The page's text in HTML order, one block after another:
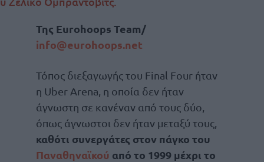
Της Eurohoops Team/
info@eurohoops.net
Τόπος διεξαγωγής του Final Four ήταν
η Uber Arena, η οποία δεν ήταν
άγνωστη σε κανέναν από τους δύο,
όπως άγνωστοι δεν ήταν μεταξύ τους,
καθότι συνεργάτες στον πάγκο του
Παναθηναϊκού από το 1999 μέχρι το